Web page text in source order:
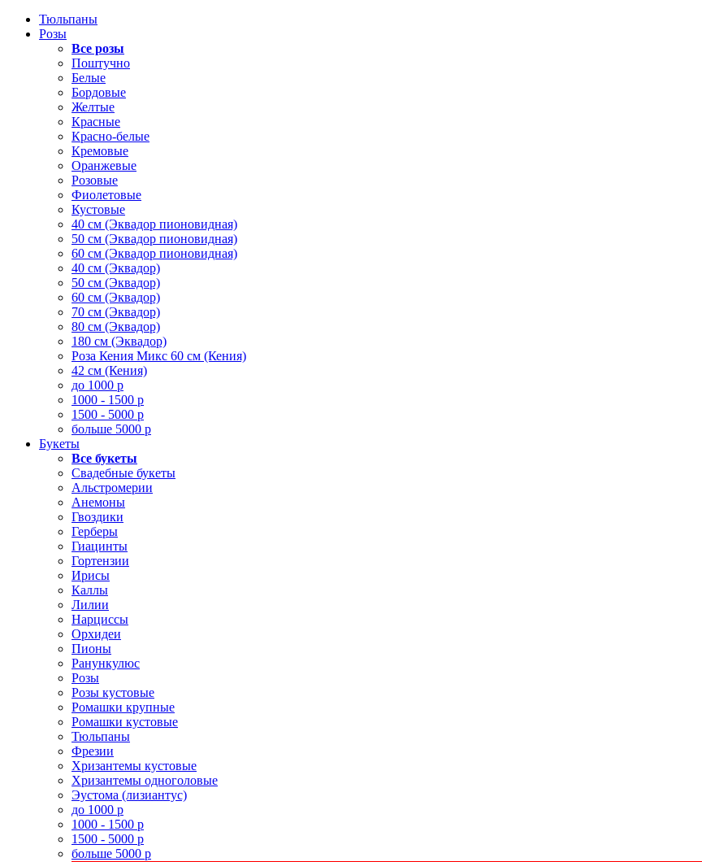
Тюльпаны
Розы
Все розы
Поштучно
Белые
Бордовые
Желтые
Красные
Красно-белые
Кремовые
Оранжевые
Розовые
Фиолетовые
Кустовые
40 см (Эквадор пионовидная)
50 см (Эквадор пионовидная)
60 см (Эквадор пионовидная)
40 см (Эквадор)
50 см (Эквадор)
60 см (Эквадор)
70 см (Эквадор)
80 см (Эквадор)
180 см (Эквадор)
Роза Кения Микс 60 см (Кения)
42 см (Кения)
до 1000 р
1000 - 1500 р
1500 - 5000 р
больше 5000 р
Букеты
Все букеты
Свадебные букеты
Альстромерии
Анемоны
Гвоздики
Герберы
Гиацинты
Гортензии
Ирисы
Каллы
Лилии
Нарциссы
Орхидеи
Пионы
Ранункулюс
Розы
Розы кустовые
Ромашки крупные
Ромашки кустовые
Тюльпаны
Фрезии
Хризантемы кустовые
Хризантемы одноголовые
Эустома (лизиантус)
до 1000 р
1000 - 1500 р
1500 - 5000 р
больше 5000 р